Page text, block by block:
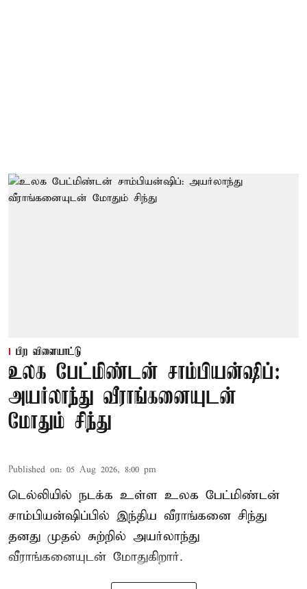
பிற விளையாட்டு
உலக பேட்மிண்டன் சாம்பியன்ஷிப்:
அயர்லாந்து வீராங்கனையுடன்
மோதும் சிந்து
Published on: 05 Aug 2026, 8:00 pm
டெல்லியில் நடக்க உள்ள உலக பேட்மிண்டன்
சாம்பியன்ஷிப்பில் இந்திய வீராங்கனை சிந்து
தனது முதல் சுற்றில் அயர்லாந்து
வீராங்கனையுடன் மோதுகிறார்.